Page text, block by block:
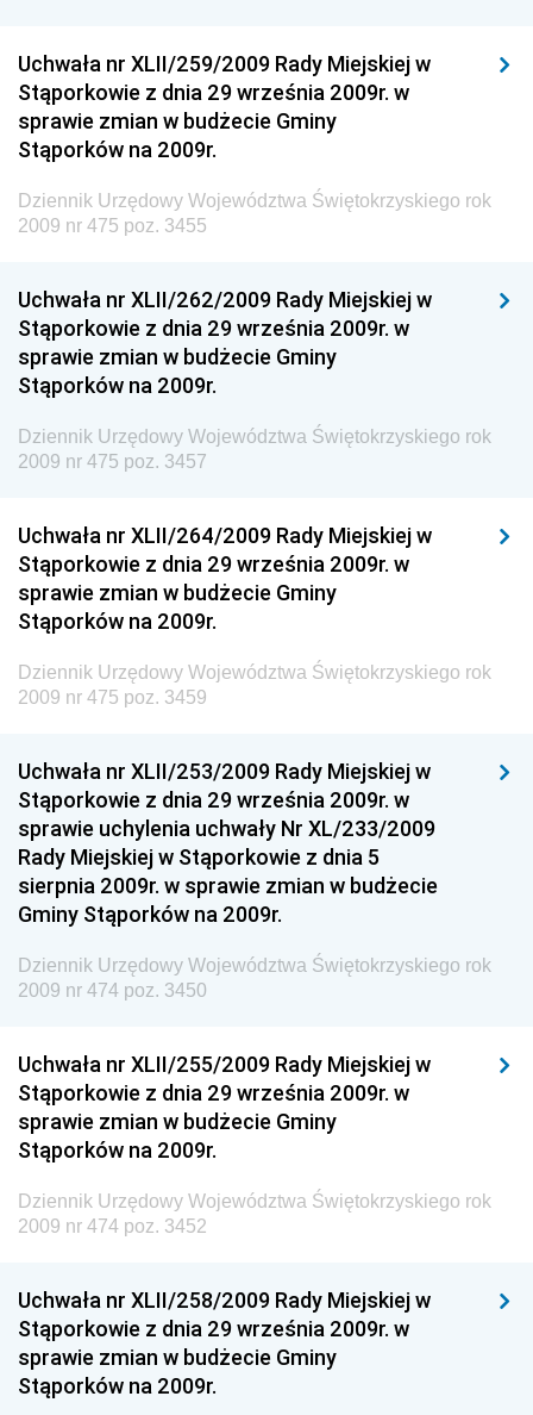
Dziennik Urzędowy Ministra Infrastruktury i
Budownictwa
Dziennik Urzędowy Ministra Gospodarki Morskiej i
Dziennik Urzędowy Ministra Energii
Dziennik Urzędowy Ministra Sprawiedliwości
Dziennik Urzędowy Ministra Rozwoju i Finansów
Dziennik Urzędowy Wyższego Urzędu Górniczego
Dziennik Urzędowy Prezesa Urzędu Transportu
Kolejowego
Technologii
Dziennik Urzędowy Ministra Inwestycji i Rozwoju
Dziennik Urzędowy Naczelnego Dyrektora Archiwów
Państwowych
Dziennik Urzędowy Ministra Finansów, Inwestycji i
Rozwoju
Dziennik Urzędowy Ministra Sportu
Dziennik Urzędowy Ministra Funduszy i Polityki
Regionalnej
Dziennik Urzędowy Ministra Aktywów Państwowych
Dziennik Urzędowy Ministra Zdrowia
Dziennik Urzędowy Ministra Środowiska i Głównego
Inspektora Ochrony Środowiska
Dziennik Urzędowy Ministerstwa Kultury, Dziedzictwa
Narodowego i Sportu
Dziennik Urzędowy Ministra Finansów, Funduszy i
Dziennik Urzędowy Ministra Rozwoju, Pracy i
Dziennik Urzędowy Ministra Kultury, Dziedzictwa
Narodowego i Sportu
Dziennik Urzędowy Ministra Rodziny i Polityki
Społecznej
Uchwała nr XLII/259/2009 Rady Miejskiej w
Stąporkowie z dnia 29 września 2009r. w
sprawie zmian w budżecie Gminy
Stąporków na 2009r.
Dziennik Urzędowy Województwa Świętokrzyskiego rok
2009 nr 475 poz. 3455
Uchwała nr XLII/262/2009 Rady Miejskiej w
Stąporkowie z dnia 29 września 2009r. w
sprawie zmian w budżecie Gminy
Stąporków na 2009r.
Dziennik Urzędowy Województwa Świętokrzyskiego rok
2009 nr 475 poz. 3457
Uchwała nr XLII/264/2009 Rady Miejskiej w
Stąporkowie z dnia 29 września 2009r. w
sprawie zmian w budżecie Gminy
Stąporków na 2009r.
Dziennik Urzędowy Województwa Świętokrzyskiego rok
2009 nr 475 poz. 3459
Uchwała nr XLII/253/2009 Rady Miejskiej w
Stąporkowie z dnia 29 września 2009r. w
sprawie uchylenia uchwały Nr XL/233/2009
Rady Miejskiej w Stąporkowie z dnia 5
sierpnia 2009r. w sprawie zmian w budżecie
Gminy Stąporków na 2009r.
Dziennik Urzędowy Województwa Świętokrzyskiego rok
2009 nr 474 poz. 3450
Uchwała nr XLII/255/2009 Rady Miejskiej w
Stąporkowie z dnia 29 września 2009r. w
sprawie zmian w budżecie Gminy
Stąporków na 2009r.
Dziennik Urzędowy Województwa Świętokrzyskiego rok
2009 nr 474 poz. 3452
Uchwała nr XLII/258/2009 Rady Miejskiej w
Stąporkowie z dnia 29 września 2009r. w
sprawie zmian w budżecie Gminy
Stąporków na 2009r.